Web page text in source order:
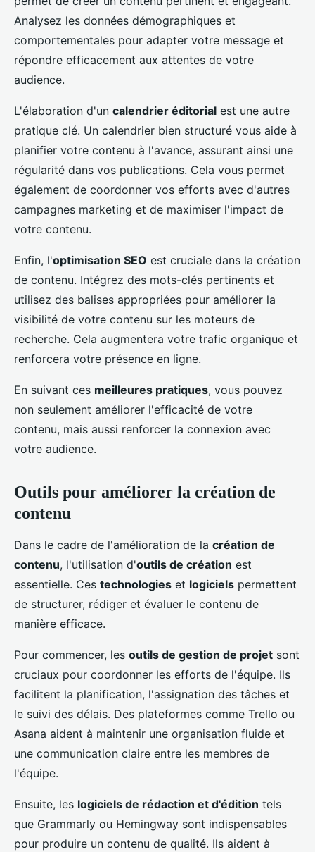
Analysez les données démographiques et
comportementales pour adapter votre message et
répondre efficacement aux attentes de votre
audience.
L'élaboration d'un calendrier éditorial est une autre
pratique clé. Un calendrier bien structuré vous aide à
planifier votre contenu à l'avance, assurant ainsi une
régularité dans vos publications. Cela vous permet
également de coordonner vos efforts avec d'autres
campagnes marketing et de maximiser l'impact de
votre contenu.
Enfin, l'optimisation SEO est cruciale dans la création
de contenu. Intégrez des mots-clés pertinents et
utilisez des balises appropriées pour améliorer la
visibilité de votre contenu sur les moteurs de
recherche. Cela augmentera votre trafic organique et
renforcera votre présence en ligne.
En suivant ces meilleures pratiques, vous pouvez
non seulement améliorer l'efficacité de votre
contenu, mais aussi renforcer la connexion avec
votre audience.
Outils pour améliorer la création de
contenu
Dans le cadre de l'amélioration de la création de
contenu, l'utilisation d'outils de création est
essentielle. Ces technologies et logiciels permettent
de structurer, rédiger et évaluer le contenu de
manière efficace.
Pour commencer, les outils de gestion de projet sont
cruciaux pour coordonner les efforts de l'équipe. Ils
facilitent la planification, l'assignation des tâches et
le suivi des délais. Des plateformes comme Trello ou
Asana aident à maintenir une organisation fluide et
une communication claire entre les membres de
l'équipe.
Ensuite, les logiciels de rédaction et d'édition tels
que Grammarly ou Hemingway sont indispensables
pour produire un contenu de qualité. Ils aident à